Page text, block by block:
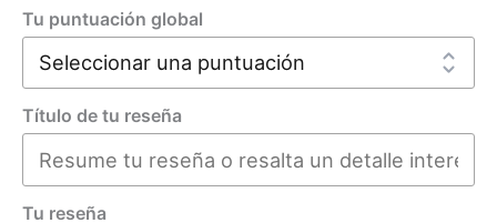
Tu puntuación global
Título de tu reseña
Tu reseña